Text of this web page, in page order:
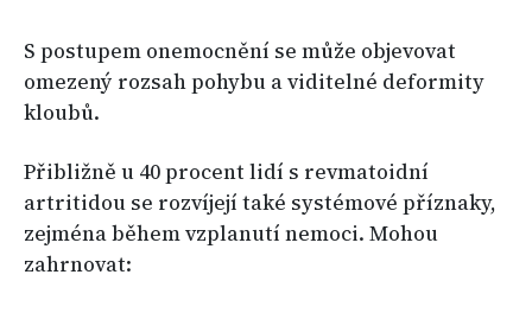
S postupem onemocnění se může objevovat
omezený rozsah pohybu a viditelné deformity
kloubů.
Přibližně u 40 procent lidí s revmatoidní
artritidou se rozvíjejí také systémové příznaky,
zejména během vzplanutí nemoci. Mohou
zahrnovat: